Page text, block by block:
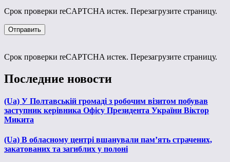
Срок проверки reCAPTCHA истек. Перезагрузите страницу.
Срок проверки reCAPTCHA истек. Перезагрузите страницу.
Последние новости
(Ua) У Полтавській громаді з робочим візитом побував
заступник керівника Офісу Президента України Віктор
Микита
(Ua) В обласному центрі вшанували пам’ять страчених,
закатованих та загиблих у полоні